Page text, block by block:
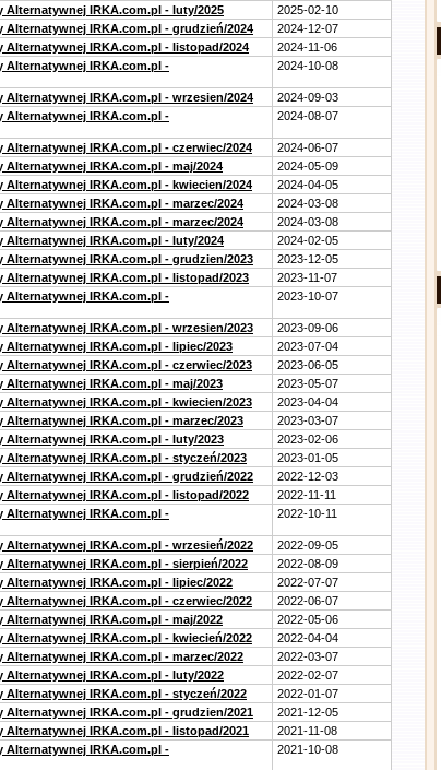
IRKA.com.pl - luty/2025
2025-02-10
IRKA.com.pl - grudzień/2024
2024-12-07
IRKA.com.pl - listopad/2024
2024-11-06
IRKA.com.pl -
2024-10-08
IRKA.com.pl - wrzesien/2024
2024-09-03
IRKA.com.pl -
2024-08-07
IRKA.com.pl - czerwiec/2024
2024-06-07
IRKA.com.pl - maj/2024
2024-05-09
IRKA.com.pl - kwiecien/2024
2024-04-05
IRKA.com.pl - marzec/2024
2024-03-08
IRKA.com.pl - marzec/2024
2024-03-08
IRKA.com.pl - luty/2024
2024-02-05
IRKA.com.pl - grudzien/2023
2023-12-05
IRKA.com.pl - listopad/2023
2023-11-07
IRKA.com.pl -
2023-10-07
IRKA.com.pl - wrzesien/2023
2023-09-06
IRKA.com.pl - lipiec/2023
2023-07-04
IRKA.com.pl - czerwiec/2023
2023-06-05
IRKA.com.pl - maj/2023
2023-05-07
IRKA.com.pl - kwiecien/2023
2023-04-04
IRKA.com.pl - marzec/2023
2023-03-07
IRKA.com.pl - luty/2023
2023-02-06
IRKA.com.pl - styczeń/2023
2023-01-05
IRKA.com.pl - grudzień/2022
2022-12-03
IRKA.com.pl - listopad/2022
2022-11-11
IRKA.com.pl -
2022-10-11
IRKA.com.pl - wrzesień/2022
2022-09-05
IRKA.com.pl - sierpień/2022
2022-08-09
IRKA.com.pl - lipiec/2022
2022-07-07
IRKA.com.pl - czerwiec/2022
2022-06-07
IRKA.com.pl - maj/2022
2022-05-06
IRKA.com.pl - kwiecień/2022
2022-04-04
IRKA.com.pl - marzec/2022
2022-03-07
IRKA.com.pl - luty/2022
2022-02-07
IRKA.com.pl - styczeń/2022
2022-01-07
IRKA.com.pl - grudzien/2021
2021-12-05
IRKA.com.pl - listopad/2021
2021-11-08
IRKA.com.pl -
2021-10-08